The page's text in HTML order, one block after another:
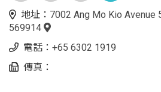
地址： 7002 Ang Mo Kio Avenue
569914
電話： +65 6302 1919
傳真：